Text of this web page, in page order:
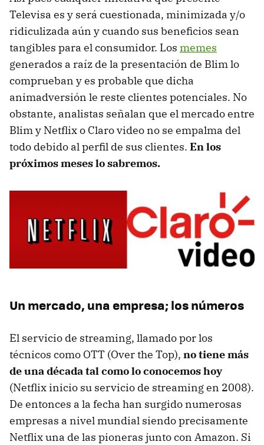
Televisa es y será cuestionada, minimizada y/o
ridiculizada aún y cuando sus beneficios sean
tangibles para el consumidor. Los memes
generados a raíz de la presentación de Blim lo
comprueban y es probable que dicha
animadversión le reste clientes potenciales. No
obstante, analistas señalan que el mercado entre
Blim y Netflix o Claro video no se empalma del
todo debido al perfil de sus clientes. En los
próximos meses lo sabremos.
Un mercado, una empresa; los números
El servicio de streaming, llamado por los
técnicos como OTT (Over the Top), no tiene más
de una década tal como lo conocemos hoy
(Netflix inicio su servicio de streaming en 2008).
De entonces a la fecha han surgido numerosas
empresas a nivel mundial siendo precisamente
Netflix una de las pioneras junto con Amazon. Si